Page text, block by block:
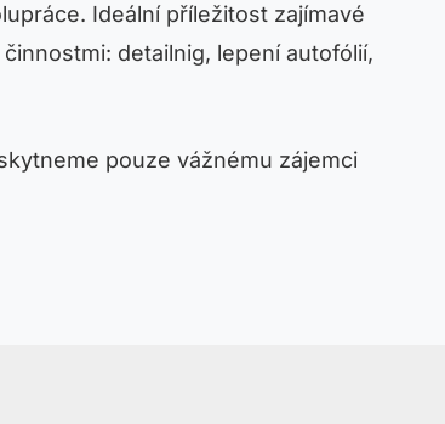
Ideální příležitost zajímavé
detailnig, lepení autofólií,
pouze vážnému zájemci